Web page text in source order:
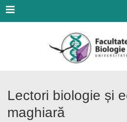
Menu
Lectori biologie și
maghiară